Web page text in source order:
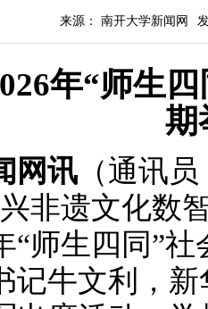
来源： 南开大学新闻网
年“师生
期
网讯 （通讯
非遗文化数
“师生四同”
记牛文利，